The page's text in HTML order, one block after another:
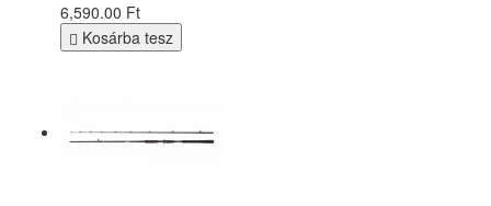
6,590.00 Ft
Kosárba tesz